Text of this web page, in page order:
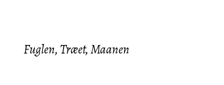
Fuglen, Træet, Maanen